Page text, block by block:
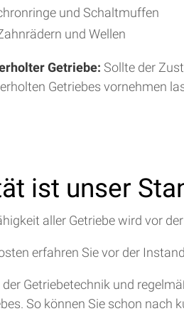
und Schaltmuffen
und Wellen
Getriebe: Sollte der
Getriebes vornehmen
ist unser
aller Getriebe wird vor
erfahren Sie vor der
Getriebetechnik und
So können Sie schon